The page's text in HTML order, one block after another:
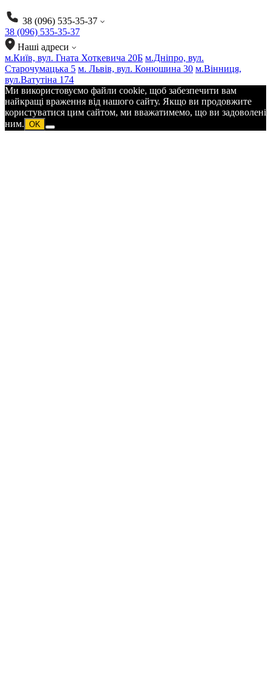
38 (096) 535-35-37
38 (096) 535-35-37
Наші адреси
м.Київ, вул. Гната Хоткевича 20Б м.Дніпро, вул.
Старочумацька 5 м. Львів, вул. Конюшина 30 м.Вінниця,
вул.Ватутіна 174
Ми використовуємо файли cookie, щоб забезпечити вам
найкращі враження від нашого сайту. Якщо ви продовжите
користуватися цим сайтом, ми вважатимемо, що ви задоволені
ним. OK